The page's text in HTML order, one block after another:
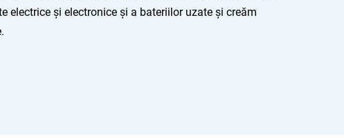
electrice și electronice și a bateriilor uzate și creăm